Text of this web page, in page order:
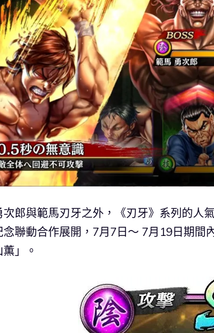
次郎與範馬刃牙之外，《刃牙》系列的人
念聯動合作展開，7月7日～ 7月19日期間
」。